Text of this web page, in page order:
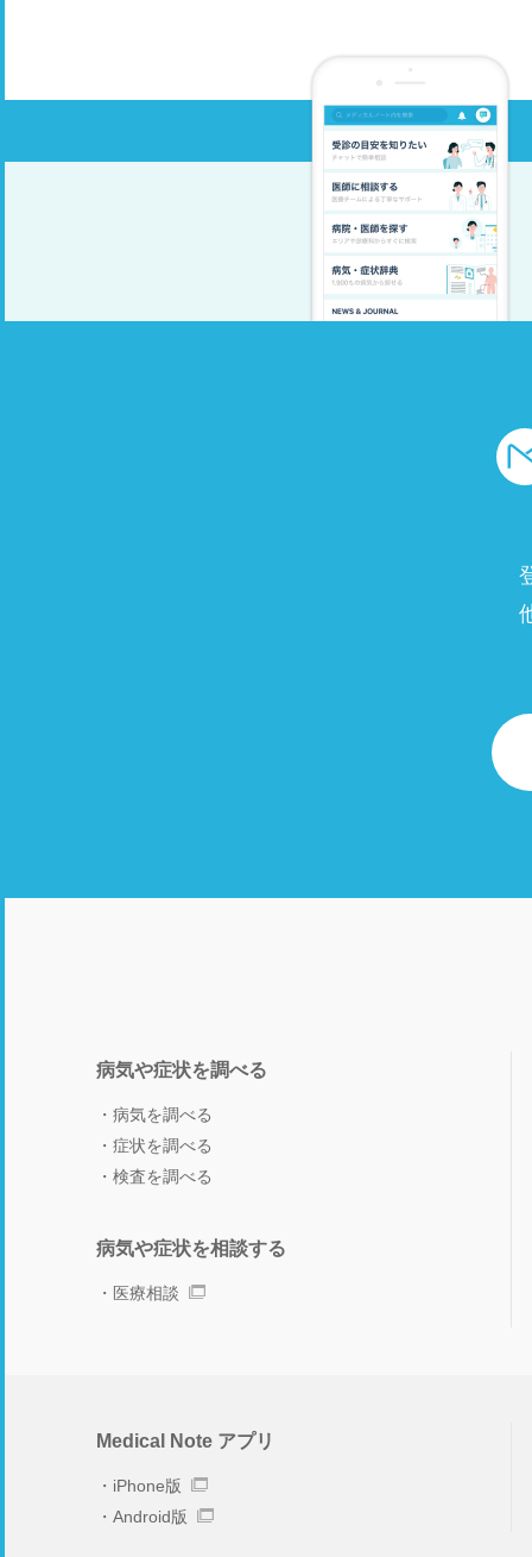
病気や症状を調べる
病気を調べる
症状を調べる
検査を調べる
病気や症状を相談する
医療相談
Medical Note アプリ
iPhone版
Android版